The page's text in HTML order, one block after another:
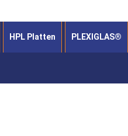
HPL Platten PLEXIGLAS®